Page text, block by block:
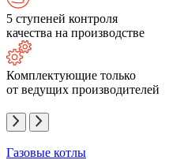
5 ступеней контроля
качества на производстве
Комплектующие только
от ведущих производителей
Газовые котлы